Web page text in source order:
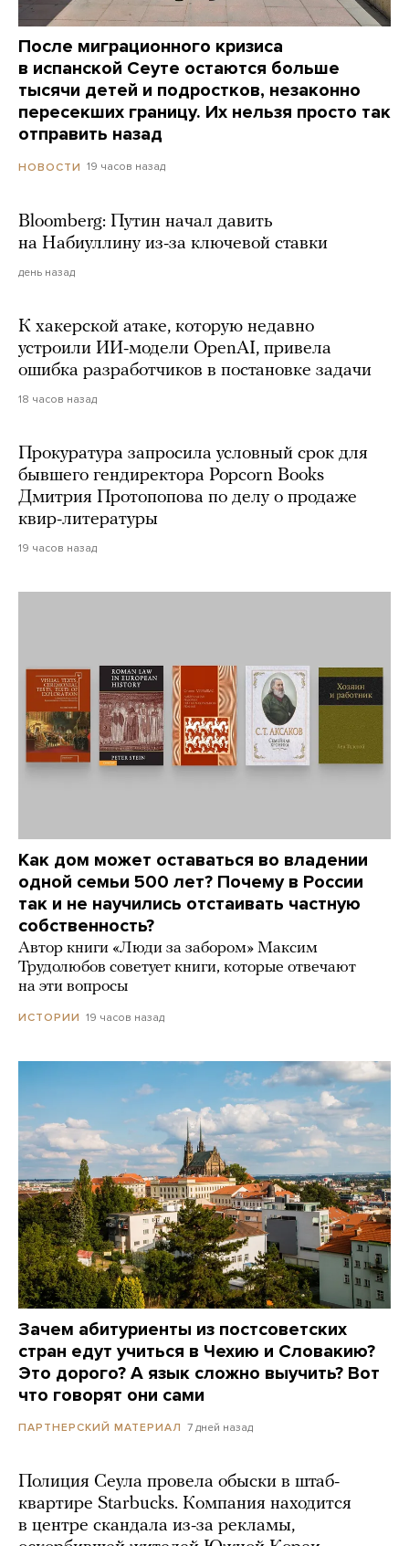
После миграционного кризиса
в испанской Сеуте остаются больше
тысячи детей и подростков, незаконно
пересекших границу. Их нельзя просто так
отправить назад
НОВОСТИ 19 часов назад
Bloomberg: Путин начал давить
на Набиуллину из-за ключевой ставки
день назад
К хакерской атаке, которую недавно
устроили ИИ-модели OpenAI, привела
ошибка разработчиков в постановке задачи
18 часов назад
Прокуратура запросила условный срок для
бывшего гендиректора Popcorn Books
Дмитрия Протопопова по делу о продаже
квир-литературы
19 часов назад
Как дом может оставаться во владении
одной семьи 500 лет? Почему в России
так и не научились отстаивать частную
собственность?
Автор книги «Люди за забором» Максим
Трудолюбов советует книги, которые отвечают
на эти вопросы
ИСТОРИИ 19 часов назад
Зачем абитуриенты из постсоветских
стран едут учиться в Чехию и Словакию?
Это дорого? А язык сложно выучить? Вот
что говорят они сами
ПАРТНЕРСКИЙ МАТЕРИАЛ 7 дней назад
Полиция Сеула провела обыски в штаб-
квартире Starbucks. Компания находится
в центре скандала из-за рекламы,